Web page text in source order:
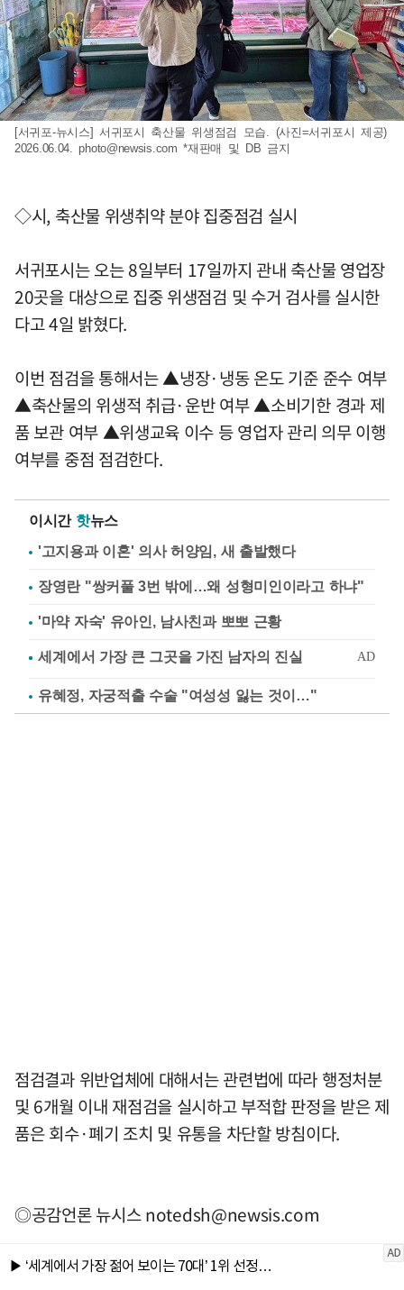
[서귀포-뉴시스] 서귀포시 축산물 위생점검 모습. (사진=서귀포시 제공)
2026.06.04.photo@newsis.com *재판매 및 DB 금지
◇시, 축산물 위생취약 분야 집중점검 실시
서귀포시는 오는 8일부터 17일까지 관내 축산물 영업장
20곳을 대상으로 집중 위생점검 및 수거 검사를 실시한
다고 4일 밝혔다.
이번 점검을 통해서는 ▲냉장·냉동 온도 기준 준수 여부
▲축산물의 위생적 취급·운반 여부 ▲소비기한 경과 제
품 보관 여부 ▲위생교육 이수 등 영업자 관리 의무 이행
여부를 중점 점검한다.
이시간 핫뉴스
'고지용과 이혼' 의사 허양임, 새 출발했다
장영란 "쌍커풀 3번 밖에…왜 성형미인이라고 하냐"
'마약 자숙' 유아인, 남사친과 뽀뽀 근황
유혜정, 자궁적출 수술 "여성성 잃는 것이…"
점검결과 위반업체에 대해서는 관련법에 따라 행정처분
및 6개월 이내 재점검을 실시하고 부적합 판정을 받은 제
품은 회수·폐기 조치 및 유통을 차단할 방침이다.
◎공감언론 뉴시스notedsh@newsis.com